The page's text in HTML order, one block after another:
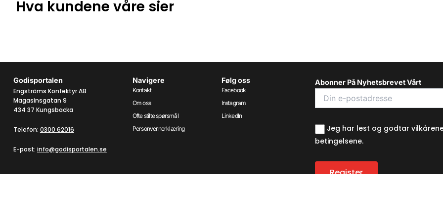
Hva kundene våre sier
Godisportalen
Engströms Konfektyr AB
Magasinsgatan 9
434 37 Kungsbacka
Telefon: 0300 62016
E-post: info@godisportalen.se
Navigere
Kontakt
Om oss
Ofte stilte spørsmål
Personvernerklæring
Følg oss
Facebook
Instagram
LinkedIn
Abonner På Nyhetsbrevet Vårt
Jeg har lest og godtar
betingelsene.